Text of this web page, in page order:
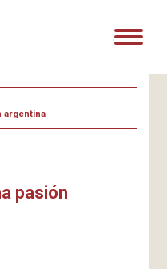
argentina
pasión